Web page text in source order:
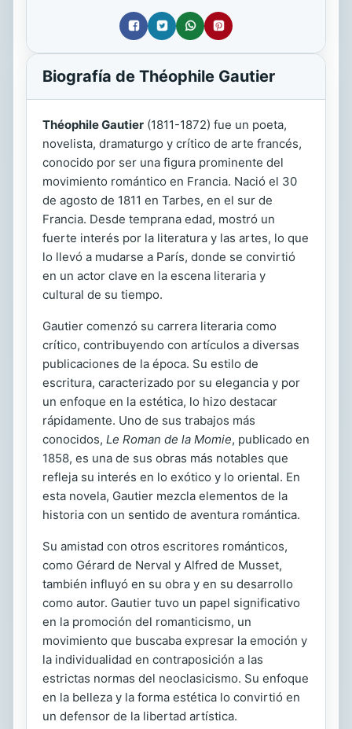
Biografía de Théophile Gautier
Théophile Gautier (1811-1872) fue un poeta,
novelista, dramaturgo y crítico de arte francés,
conocido por ser una figura prominente del
movimiento romántico en Francia. Nació el 30
de agosto de 1811 en Tarbes, en el sur de
Francia. Desde temprana edad, mostró un
fuerte interés por la literatura y las artes, lo que
lo llevó a mudarse a París, donde se convirtió
en un actor clave en la escena literaria y
cultural de su tiempo.
Gautier comenzó su carrera literaria como
crítico, contribuyendo con artículos a diversas
publicaciones de la época. Su estilo de
escritura, caracterizado por su elegancia y por
un enfoque en la estética, lo hizo destacar
rápidamente. Uno de sus trabajos más
conocidos, Le Roman de la Momie, publicado en
1858, es una de sus obras más notables que
refleja su interés en lo exótico y lo oriental. En
esta novela, Gautier mezcla elementos de la
historia con un sentido de aventura romántica.
Su amistad con otros escritores románticos,
como Gérard de Nerval y Alfred de Musset,
también influyó en su obra y en su desarrollo
como autor. Gautier tuvo un papel significativo
en la promoción del romanticismo, un
movimiento que buscaba expresar la emoción y
la individualidad en contraposición a las
estrictas normas del neoclasicismo. Su enfoque
en la belleza y la forma estética lo convirtió en
un defensor de la libertad artística.